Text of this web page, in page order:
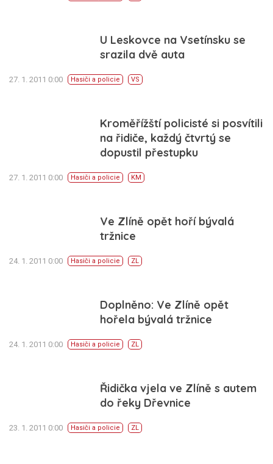
U Leskovce na Vsetínsku se
srazila dvě auta
27. 1. 2011 0:00 Hasiči a policie VS
Kroměřížští policisté si posvítili
na řidiče, každý čtvrtý se
dopustil přestupku
27. 1. 2011 0:00 Hasiči a policie KM
Ve Zlíně opět hoří bývalá
tržnice
24. 1. 2011 0:00 Hasiči a policie ZL
Doplněno: Ve Zlíně opět
hořela bývalá tržnice
24. 1. 2011 0:00 Hasiči a policie ZL
Řidička vjela ve Zlíně s autem
do řeky Dřevnice
23. 1. 2011 0:00 Hasiči a policie ZL